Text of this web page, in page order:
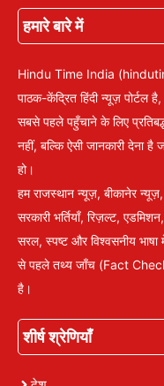
हमारे बारे में
Hindu Time India
पाठक-केंद्रित हिंदी न्यूज़ पोर्टल
सबसे पहले पहुँचाने के लिए
नहीं, बल्कि ऐसी जानकारी देना
हो।
हम राजस्थान न्यूज़, बीकानेर
सरकारी भर्तियाँ, रिज़ल्ट,
सरल, स्पष्ट और विश्वसनीय
से पहले तथ्य जाँच (Fact Check)
है।
शीर्ष श्रेणियाँ